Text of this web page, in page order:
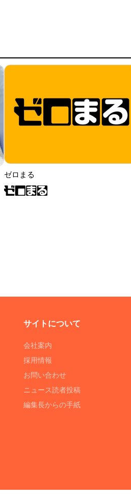
ゼロまる
サイトについて
会社案内
採用情報
お問い合わせ
ニュース読者投稿
編集長からの手紙